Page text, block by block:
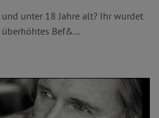
unter 18 Jahre alt? Ihr wurdet
Bef&...